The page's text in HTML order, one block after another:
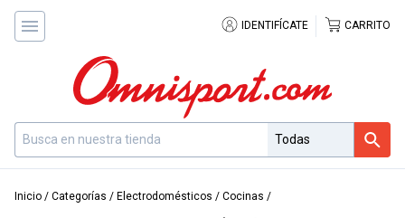
IDENTIFÍCATE CARRITO
Inicio / Categorías / Electrodomésticos / Cocinas /